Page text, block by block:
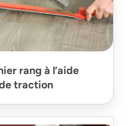
rang à l’aide
traction